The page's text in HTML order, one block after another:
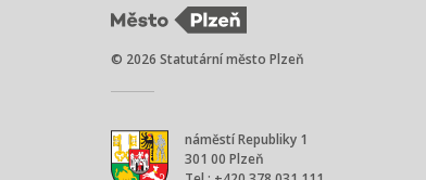
© 2026 Statutární město Plzeň
náměstí Republiky 1
301 00 Plzeň